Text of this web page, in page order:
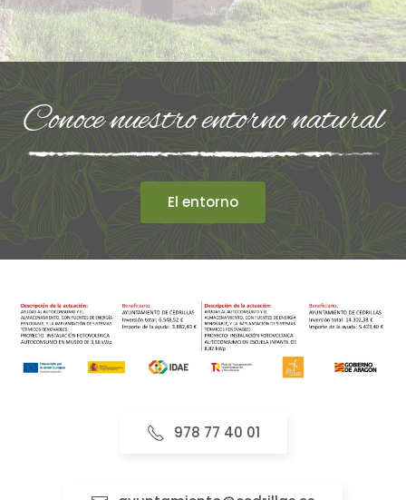
Conoce nuestro entorno natural
El entorno
978 77 40 01